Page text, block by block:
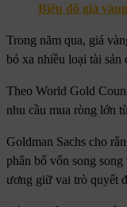
Biểu đồ giá
Trong năm qua, giá
bỏ xa nhiều loại tài sản
Theo World Gold
nhu cầu mua ròng lớn
Goldman Sachs cho
phân bổ vốn song
ương giữ vai trò quyết